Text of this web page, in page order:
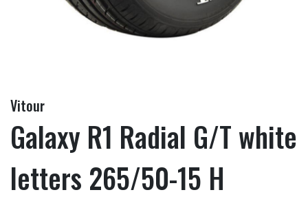
Vitour
Galaxy R1 Radial G/T white
letters 265/50-15 H